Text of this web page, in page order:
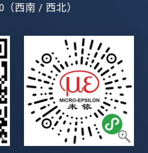
（西南 / 西北）